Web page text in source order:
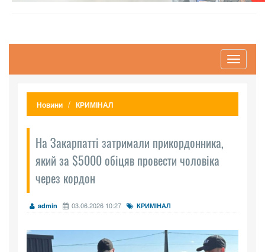
Toggle
Новини КРИМІНАЛ
На Закарпатті затримали прикордонника,
який за $5000 обіцяв провести чоловіка
через кордон
admin 03.06.2026 10:27 КРИМІНАЛ